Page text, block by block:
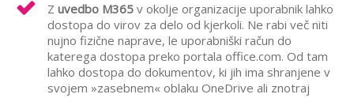
Z uvedbo M365 v okolje organizacije uporabnik lahko
dostopa do virov za delo od kjerkoli. Ne rabi več niti
nujno fizične naprave, le uporabniški račun do
katerega dostopa preko portala office.com. Od tam
lahko dostopa do dokumentov, ki jih ima shranjene v
svojem »zasebnem« oblaku OneDrive ali znotraj